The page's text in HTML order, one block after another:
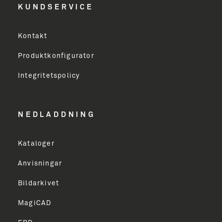
Virksomhed
Email Address
KUNDSERVICE
Kontakt
Produktkonfigurator
Integritetspolicy
NEDLADDNING
Kataloger
Anvisningar
Bildarkivet
MagiCAD